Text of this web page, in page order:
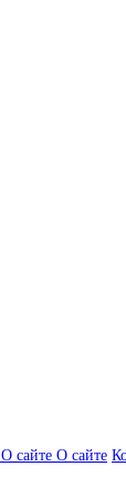
О сайте О сайте